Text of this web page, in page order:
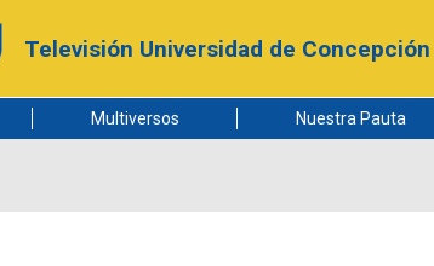
Televisión Universidad de Concepción
Multiversos Nuestra Pauta